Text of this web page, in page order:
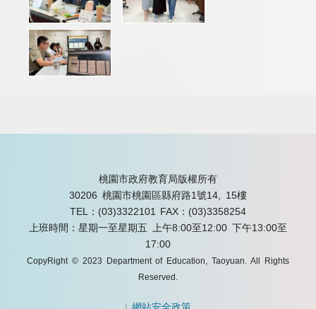
桃園市政府教育局版權所有
30206 桃園市桃園區縣府路1號14, 15樓
TEL：(03)3322101 FAX：(03)3358254
上班時間：星期一至星期五 上午8:00至12:00 下午13:00至
17:00
CopyRight © 2023 Department of Education, Taoyuan. All Rights
Reserved.